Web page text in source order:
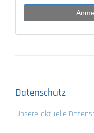
Datenschutz
Unsere aktuelle